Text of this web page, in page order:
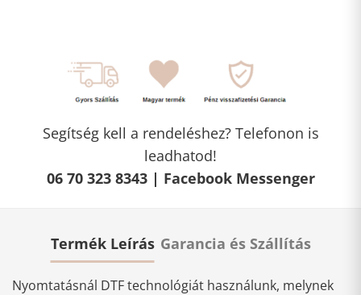
Segítség kell a rendeléshez? Telefonon is
leadhatod!
06 70 323 8343 | Facebook Messenger
Termék Leírás Garancia és Szállítás
Nyomtatásnál DTF technológiát használunk, melynek